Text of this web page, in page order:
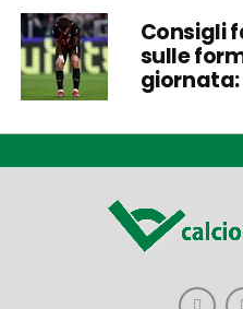
Consigli
sulle
giornata: